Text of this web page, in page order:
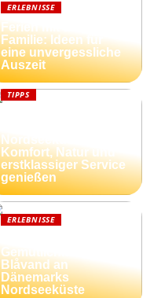
ERLEBNISSE
Ferien mit der
Familie: Ideen für
eine unvergessliche
Auszeit
TIPPS
Nordseeküste:
Komfort, Natur und
erstklassiger Service
genießen
ERLEBNISSE
Gemütlichkeit:
Blåvand an
Dänemarks
Nordseeküste